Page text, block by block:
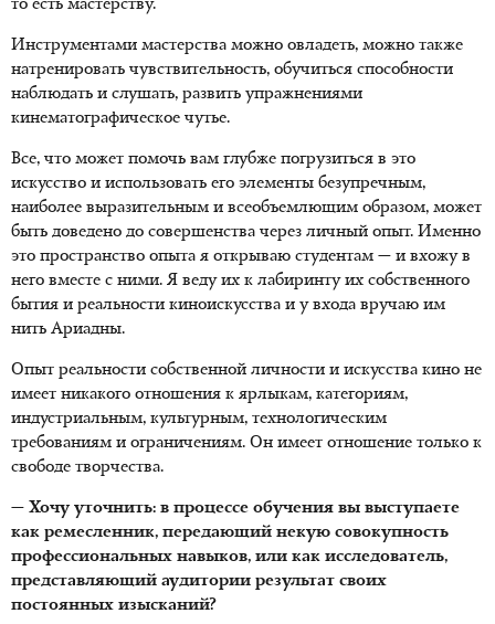
то есть мастерству.
Инструментами мастерства можно овладеть, можно также
натренировать чувствительность, обучиться способности
наблюдать и слушать, развить упражнениями
кинематографическое чутье.
Все, что может помочь вам глубже погрузиться в это
искусство и использовать его элементы безупречным,
наиболее выразительным и всеобъемлющим образом, может
быть доведено до совершенства через личный опыт. Именно
это пространство опыта я открываю студентам — и вхожу в
него вместе с ними. Я веду их к лабиринту их собственного
бытия и реальности киноискусства и у входа вручаю им
нить Ариадны.
Опыт реальности собственной личности и искусства кино не
имеет никакого отношения к ярлыкам, категориям,
индустриальным, культурным, технологическим
требованиям и ограничениям. Он имеет отношение только к
свободе творчества.
— Хочу уточнить: в процессе обучения вы выступаете
как ремесленник, передающий некую совокупность
профессиональных навыков, или как исследователь,
представляющий аудитории результат своих
постоянных изысканий?